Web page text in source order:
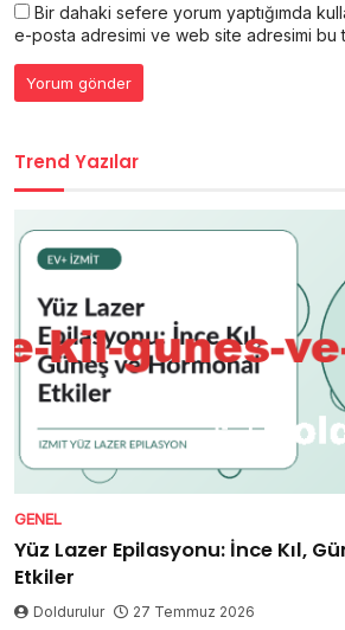
Bir dahaki sefere yorum yaptığımda
e-posta adresimi ve web site adresimi bu
Trend Yazılar
GENEL
Yüz Lazer Epilasyonu: İnce Kıl,
Etkiler
Doldurulur 27 Temmuz 2026